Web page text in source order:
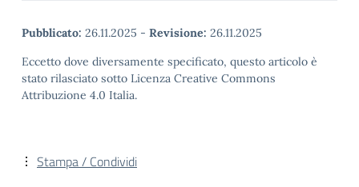
Pubblicato: 26.11.2025 - Revisione: 26.11.2025
Eccetto dove diversamente specificato, questo articolo è
stato rilasciato sotto Licenza Creative Commons
Attribuzione 4.0 Italia.
Stampa / Condividi